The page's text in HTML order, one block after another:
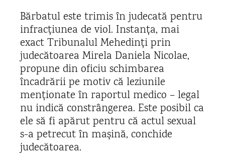
Bărbatul este trimis în judecată pentru
infracțiunea de viol. Instanța, mai
exact Tribunalul Mehedinți prin
judecătoarea Mirela Daniela Nicolae,
propune din oficiu schimbarea
încadrării pe motiv că leziunile
menționate în raportul medico – legal
nu indică constrângerea. Este posibil ca
ele să fi apărut pentru că actul sexual
s-a petrecut în mașină, conchide
judecătoarea.